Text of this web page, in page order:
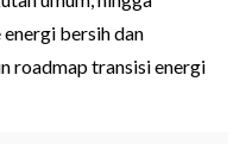
bersih dan
roadmap transisi energi